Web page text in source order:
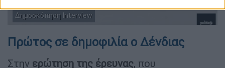
Δημοσκόπηση Interview
Πρώτος σε δημοφιλία ο Δένδιας
Στην ερώτηση της έρευνας, που